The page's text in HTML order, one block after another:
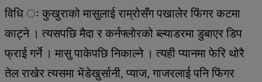
विधि ः कुखुराको मासुलाई राम्रोसँग पखालेर फिंगर कटमा
काट्ने । त्यसपछि मैदा र कर्नफ्लोरको ब्ल्याडरमा डुबाएर डिप
फ्राई गर्ने । मासु पाकेपछि निकाल्ने । त्यही प्यानमा फेरि थोरै
तेल राखेर त्यसमा भेंडेखुर्सानी, प्याज, गाजरलाई पनि फिंगर